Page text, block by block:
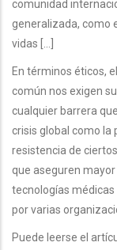
comunidad
generalizada, como
vidas [...]
En términos éticos,
común nos exigen
cualquier barrera
crisis global como la
resistencia de
que aseguren
tecnologías
por varias
Puede leerse el